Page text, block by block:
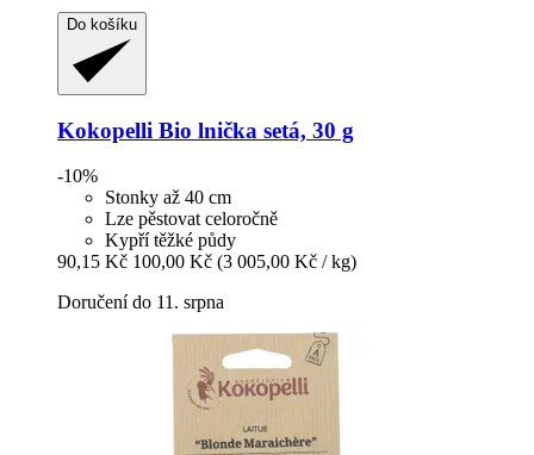
Do košíku
Kokopelli Bio lnička setá, 30 g
-10%
Stonky až 40 cm
Lze pěstovat celoročně
Kypří těžké půdy
90,15 Kč 100,00 Kč (3 005,00 Kč / kg)
Doručení do 11. srpna